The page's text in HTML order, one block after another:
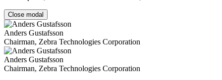
Close modal
Anders Gustafsson
Chairman, Zebra Technologies Corporation
Anders Gustafsson
Chairman, Zebra Technologies Corporation